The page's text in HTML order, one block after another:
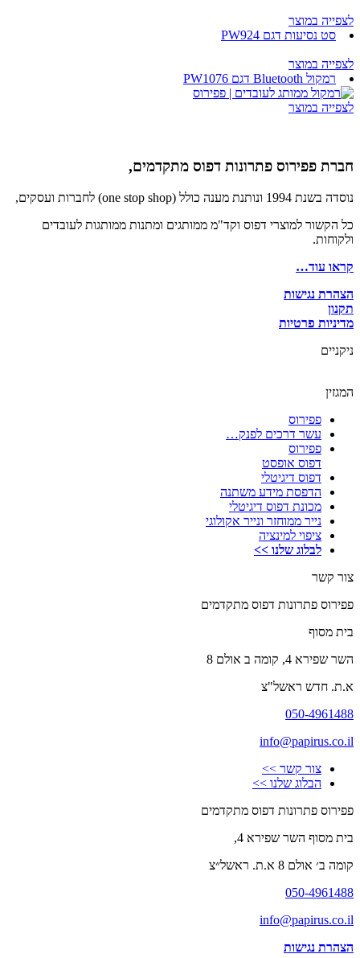
לצפייה במוצר
סט נסיעות דגם PW924
לצפייה במוצר
רמקול Bluetooth דגם PW1076
לצפייה במוצר
חברת פפירוס פתרונות דפוס מתקדמים,
נוסדה בשנת 1994 ונותנת מענה כולל (one stop shop) לחברות ועסקים,
כל הקשור למוצרי דפוס וקד"מ ממותגים ומתנות ממותגות לעובדים
ולקוחות.
קראו עוד…
הצהרת נגישות
תקנון
מדיניות פרטיות
ניקניים
המגזין
פפירוס
עשר דרכים לפנק…
פפירוס
דפוס אופסט
דפוס דיגיטלי
הדפסת מידע משתנה
מכונת דפוס דיגיטלי
נייר ממוחזר ונייר אקולוגי
ציפוי למינציה
לבלוג שלנו >>
צור קשר
פפירוס פתרונות דפוס מתקדמים
בית מסוף
השר שפירא 4, קומה ב אולם 8
א.ת. חדש ראשל"צ
050-4961488
info@papirus.co.il
צור קשר >>
הבלוג שלנו >>
פפירוס פתרונות דפוס מתקדמים
בית מסוף השר שפירא 4,
קומה ב׳ אולם 8 א.ת. ראשל״צ
050-4961488
info@papirus.co.il
הצהרת נגישות